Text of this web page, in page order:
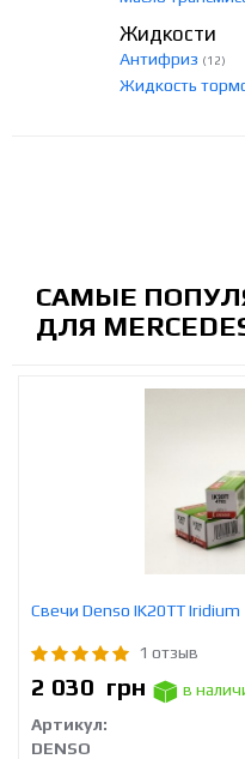
Жидкости
Антифриз (12)
Жидкость
САМЫЕ
ДЛЯ
Свечи Densо IK20TT Iridium
1 отзыв
2 030 грн
в
Артикул:
DENSO